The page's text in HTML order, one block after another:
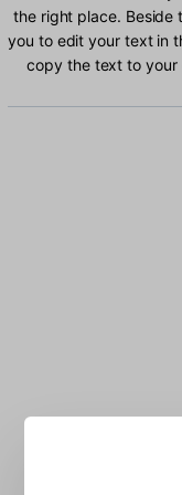
the right place. Beside
you to edit your text in
copy the text to your
Type